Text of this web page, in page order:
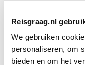
Reisgraag.nl
We gebruiken
personaliseren, om
bieden en om het
naast de Grand
spoorlijn werd de
genoemd. De